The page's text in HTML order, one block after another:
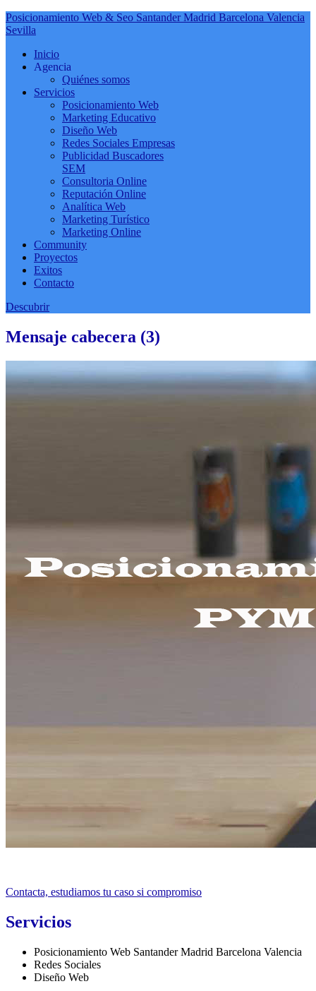
Posicionamiento Web & Seo Santander Madrid Barcelona Valencia
Sevilla
Inicio
Agencia
Quiénes somos
Servicios
Posicionamiento Web
Marketing Educativo
Diseño Web
Redes Sociales Empresas
Publicidad Buscadores
SEM
Consultoria Online
Reputación Online
Analítica Web
Marketing Turístico
Marketing Online
Community
Proyectos
Exitos
Contacto
Descubrir
Mensaje cabecera (3)
Contacta, estudiamos tu caso si compromiso
Servicios
Posicionamiento Web Santander Madrid Barcelona Valencia
Redes Sociales
Diseño Web